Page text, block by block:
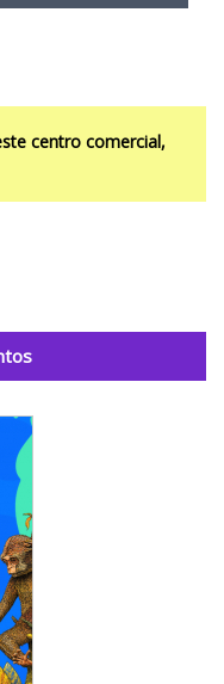
centro comercial,